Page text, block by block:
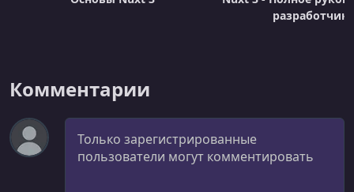
Комментарии
Комментарий